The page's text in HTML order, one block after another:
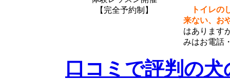
【完全予約制】
トイレの
来ない、お
はあります
みはお電話
口コミで評判の